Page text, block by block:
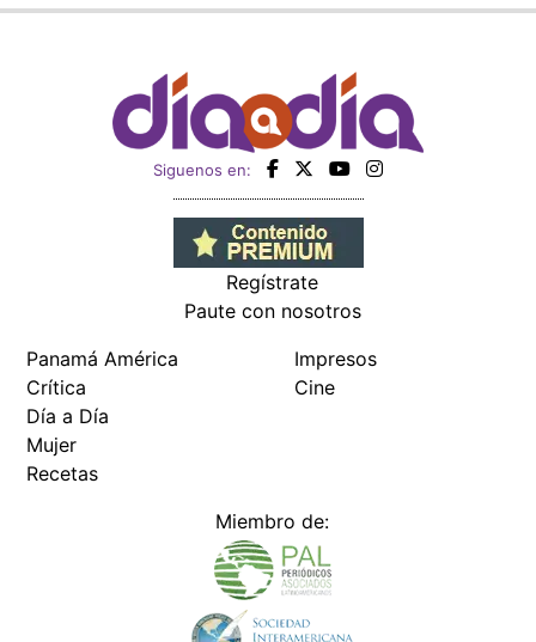
Siguenos en:
Regístrate
Paute con nosotros
Panamá América
Crítica
Día a Día
Mujer
Recetas
Impresos
Cine
Miembro de: